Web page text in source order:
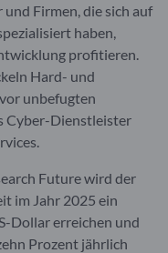
Firmen, die sich auf
haben,
profitieren.
Hard- und
unbefugten
Cyber-Dienstleister
Future wird der
im Jahr 2025 ein
Dollar erreichen und
Prozent jährlich